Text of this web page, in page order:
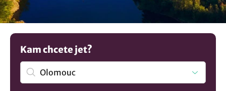
určeny pro všechny zamilované páry, kteří touží prožít
nezapomenutelné chvíle společně. Představíme vám
místa, kde si romantiku užijete na maximum.
Kam chcete jet?